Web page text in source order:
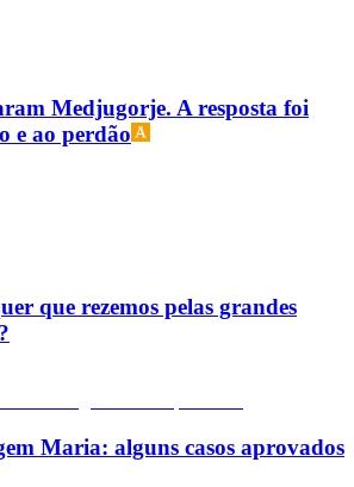
Medjugorje. A resposta foi
e ao perdão
que rezemos pelas grandes
Maria: alguns casos aprovados